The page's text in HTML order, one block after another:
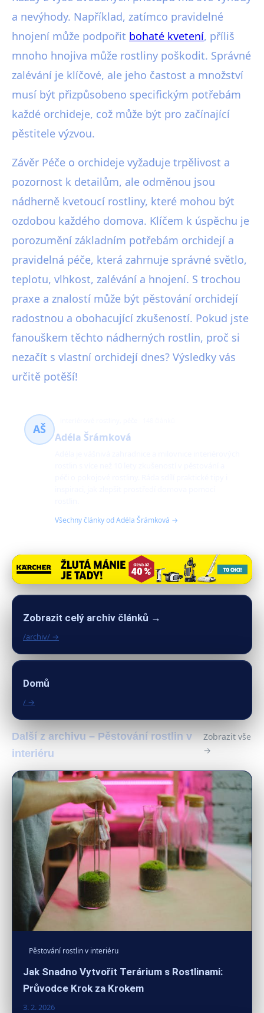
a nevýhody. Například, zatímco pravidelné
hnojení může podpořit bohaté kvetení, příliš
mnoho hnojiva může rostliny poškodit. Správné
zalévání je klíčové, ale jeho častost a množství
musí být přizpůsobeno specifickým potřebám
každé orchideje, což může být pro začínající
pěstitele výzvou.
Závěr Péče o orchideje vyžaduje trpělivost a
pozornost k detailům, ale odměnou jsou
nádherně kvetoucí rostliny, které mohou být
ozdobou každého domova. Klíčem k úspěchu je
porozumění základním potřebám orchidejí a
pravidelná péče, která zahrnuje správné světlo,
teplotu, vlhkost, zalévání a hnojení. S trochou
praxe a znalostí může být pěstování orchidejí
radostnou a obohacující zkušeností. Pokud jste
fanouškem těchto nádherných rostlin, proč si
nezačít s vlastní orchidejí dnes? Výsledky vás
určitě potěší!
AŠ
Adéla Šrámková
Všechny články od Adéla Šrámková →
Zobrazit celý archiv článků →
/archiv/ →
Domů
/ →
Další z archivu – Pěstování rostlin v
interiéru
Zobrazit vše
→
Pěstování rostlin v interiéru
Jak Snadno Vytvořit Terárium s Rostlinami:
Průvodce Krok za Krokem
3. 2. 2026